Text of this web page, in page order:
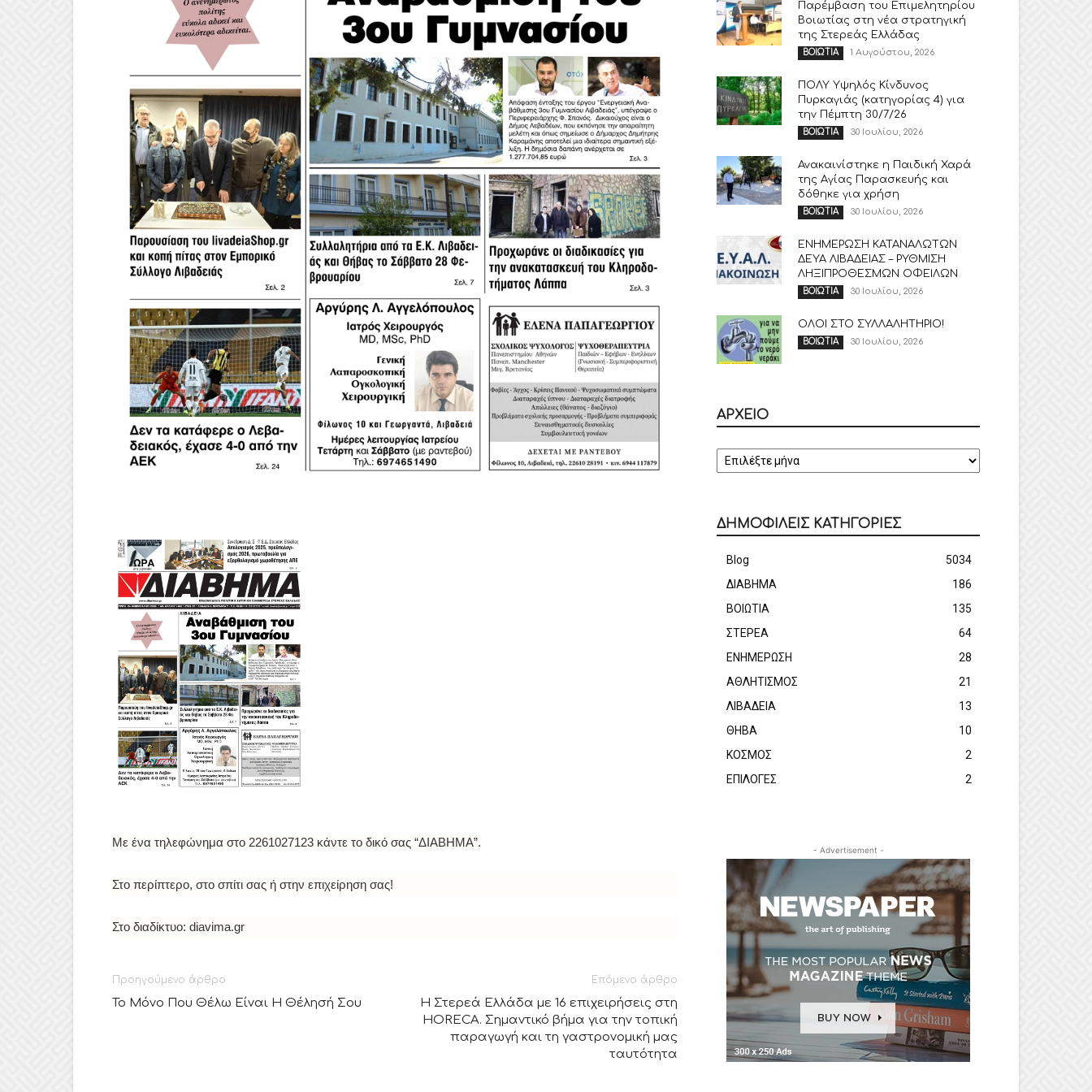
Με ένα τηλεφώνημα στο 2261027123 κάντε το δικό σας “ΔΙΑΒΗΜΑ”.
Στο περίπτερο, στο σπίτι σας ή στην επιχείρηση σας!
Στο διαδίκτυο: diavima.gr
Προηγούμενο άρθρο
Το Μόνο Που Θέλω Είναι Η Θέλησή Σου
Επόμενο άρθρο
Η Στερεά Ελλάδα με 16 επιχειρήσεις στη
HORECA. Σημαντικό βήμα για την τοπική
παραγωγή και τη γαστρονομική μας
ταυτότητα
Παρέμβαση του Επιμελητηρίου
Βοιωτίας στη νέα στρατηγική
της Στερεάς Ελλάδας
ΒΟΙΩΤΙΑ 1 Αυγούστου, 2026
ΠΟΛΥ Υψηλός Κίνδυνος
Πυρκαγιάς (κατηγορίας 4) για
την Πέμπτη 30/7/26
ΒΟΙΩΤΙΑ 30 Ιουλίου, 2026
Ανακαινίστηκε η Παιδική Χαρά
της Αγίας Παρασκευής και
δόθηκε για χρήση
ΒΟΙΩΤΙΑ 30 Ιουλίου, 2026
ΕΝΗΜΕΡΩΣΗ ΚΑΤΑΝΑΛΩΤΩΝ
ΔΕΥΑ ΛΙΒΑΔΕΙΑΣ – ΡΥΘΜΙΣΗ
ΛΗΞΙΠΡΟΘΕΣΜΩΝ ΟΦΕΙΛΩΝ
ΒΟΙΩΤΙΑ 30 Ιουλίου, 2026
ΟΛΟΙ ΣΤΟ ΣΥΛΛΑΛΗΤΗΡΙΟ!
ΒΟΙΩΤΙΑ 30 Ιουλίου, 2026
ΑΡΧΕΙΟ
ΔΗΜΟΦΙΛΕΙΣ ΚΑΤΗΓΟΡΙΕΣ
Blog
5034
ΔΙΑΒΗΜΑ
186
ΒΟΙΩΤΙΑ
135
ΣΤΕΡΕΑ
64
ΕΝΗΜΕΡΩΣΗ
28
ΑΘΛΗΤΙΣΜΟΣ
21
ΛΙΒΑΔΕΙΑ
13
ΘΗΒΑ
10
ΚΟΣΜΟΣ
2
ΕΠΙΛΟΓΕΣ
2
- Advertisement -